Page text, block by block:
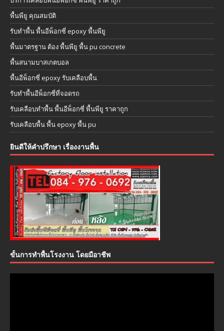
พื้นพียู คุณสมบัติ
รับทำพื้น พื้นอีพ็อกซี่ epoxy พื้นพียู
พื้นมาตรฐาน ต้อง พื้นพียู พื้น pu concrete
พื้นสนามบาสเกตบอล
พื้นอีพ็อกซี่ epoxy รับเคลือบพื้น
รับทำพื้นอีพ็อกซี่ที่จอดรถ
รับเคลือบทำพื้น พื้นอีพ็อกซี่ พื้นพียู ราคาถูก
รับเคลือบพื้น พื้น epoxy พื้น pu
ยินดีให้คำปรึกษา เรื่องงานพื้น
ขั้นการทำพื้นโรงงาน โดยมือาชีพ